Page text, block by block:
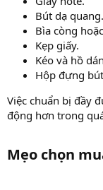
Bút dạ quang.
Bìa còng
Kẹp giấy.
Kéo và hồ
Hộp đựng
Việc chuẩn bị đầy
động hơn trong
Mẹo chọn